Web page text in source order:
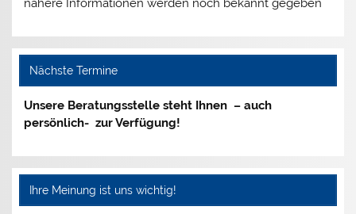
nähere Informationen werden noch bekannt gegeben
Nächste Termine
Unsere Beratungsstelle steht Ihnen – auch
persönlich- zur Verfügung!
Ihre Meinung ist uns wichtig!